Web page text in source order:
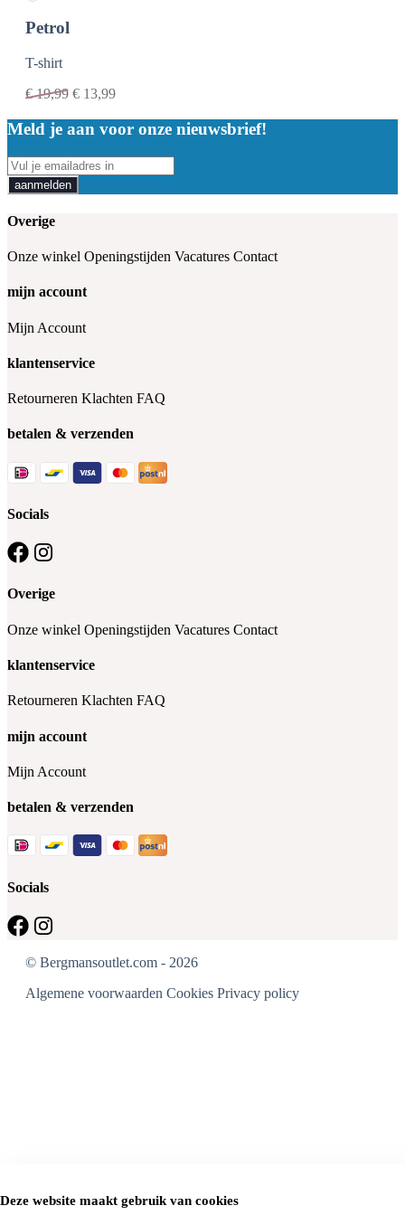
Deze website maakt gebruik van cookies
Petrol
T-shirt
€19,99 € 13,99
Meld je aan voor onze nieuwsbrief!
aanmelden
Overige
Onze winkel Openingstijden Vacatures Contact
mijn account
Mijn Account
klantenservice
Retourneren Klachten FAQ
betalen & verzenden
Socials
Overige
Onze winkel Openingstijden Vacatures Contact
klantenservice
Retourneren Klachten FAQ
mijn account
Mijn Account
betalen & verzenden
Socials
© Bergmansoutlet.com - 2026
Algemene voorwaarden Cookies Privacy policy